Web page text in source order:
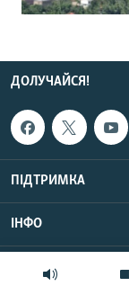
ДОЛУЧАЙСЯ!
ПІДТРИМКА
ІНФО